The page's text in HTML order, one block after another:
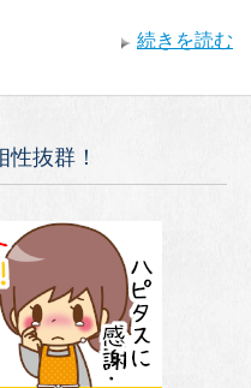
続きを読む
抜群！